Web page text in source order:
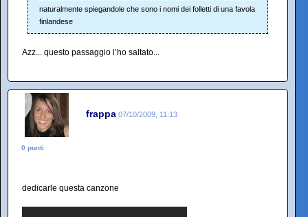
naturalmente spiegandole che sono i nomi dei folletti di una favola
finlandese
Azz... questo passaggio l’ho saltato...
frappa 07/10/2009, 11:13
0 punti
dedicarle questa canzone